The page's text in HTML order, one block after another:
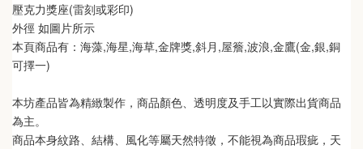
壓克力獎座(雷刻或彩印)
外徑 如圖片所示
本頁商品有：海藻,海星,海草,金牌獎,斜月,屋簷,波浪,金鷹(金,銀,銅
可擇一)
本坊產品皆為精緻製作，商品顏色、透明度及手工以實際出貨商品
為主。
商品本身紋路、結構、風化等屬天然特徵，不能視為商品瑕疵，天